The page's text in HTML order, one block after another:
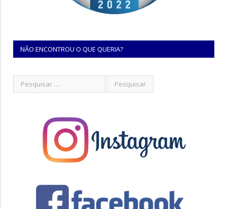
NÃO ENCONTROU O QUE QUERIA?